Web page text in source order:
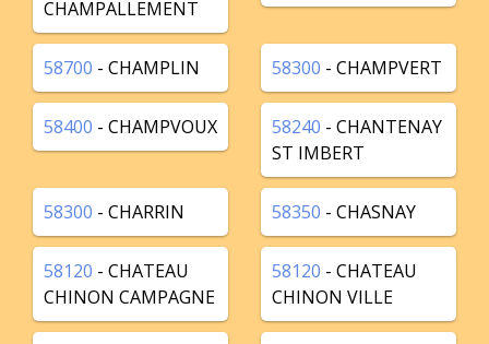
CHAMPALLEMENT
58700 - CHAMPLIN 58300 - CHAMPVERT
58400 - CHAMPVOUX 58240 - CHANTENAY
ST IMBERT
58300 - CHARRIN 58350 - CHASNAY
58120 - CHATEAU
CHINON CAMPAGNE
58120 - CHATEAU
CHINON VILLE